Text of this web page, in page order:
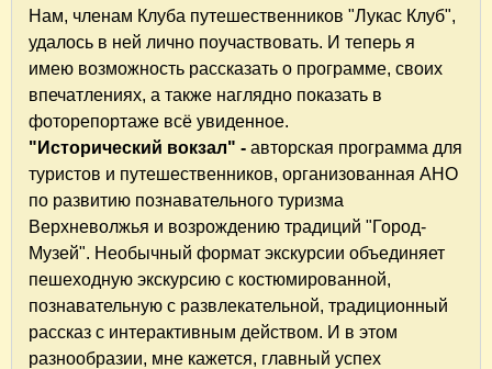
Нам, членам Клуба путешественников "Лукас Клуб",
удалось в ней лично поучаствовать. И теперь я
имею возможность рассказать о программе, своих
впечатлениях, а также наглядно показать в
фоторепортаже всё увиденное.
"Исторический вокзал" - авторская программа для
туристов и путешественников, организованная АНО
по развитию познавательного туризма
Верхневолжья и возрождению традиций "Город-
Музей". Необычный формат экскурсии объединяет
пешеходную экскурсию с костюмированной,
познавательную с развлекательной, традиционный
рассказ с интерактивным действом. И в этом
разнообразии, мне кажется, главный успех